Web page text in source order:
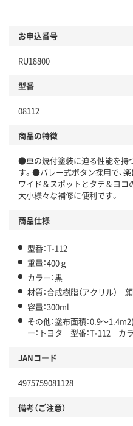
お申込番号
RU18800
型番
08112
商品の特徴
●車の焼付塗装に迫る性能を持
す。●バレー式ボタン採用で、
ワイド＆スポットとタテ＆ヨコ
大小様々な補修に便利です。
商品仕様
型番：T-112
重量：400ｇ
カラー：黒
材質：合成樹脂（アクリル）
容量：300ml
その他：塗布面積：0.9～
ー：トヨタ 型番：T-112 カ
JANコード
4975759081128
備考（ご注意）